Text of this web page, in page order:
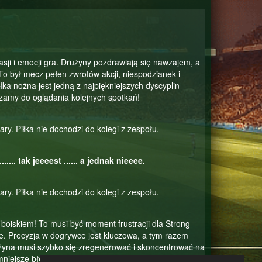
i emocji gra. Drużyny pozdrawiają się nawzajem, a
był mecz pełen zwrotów akcji, niespodzianek i
nożna jest jedną z najpiękniejszych dyscyplin
do oglądania kolejnych spotkań!
Piłka nie dochodzi do kolegi z zespołu.
tak jeeeest ...... a jednak nieeee.
Piłka nie dochodzi do kolegi z zespołu.
To musi być moment frustracji dla Strong
Precyzja w dogrywce jest kluczowa, a tym razem
musi szybko się zregenerować i skoncentrować na
błędy mogą mieć duże znaczenie, ale liczy się